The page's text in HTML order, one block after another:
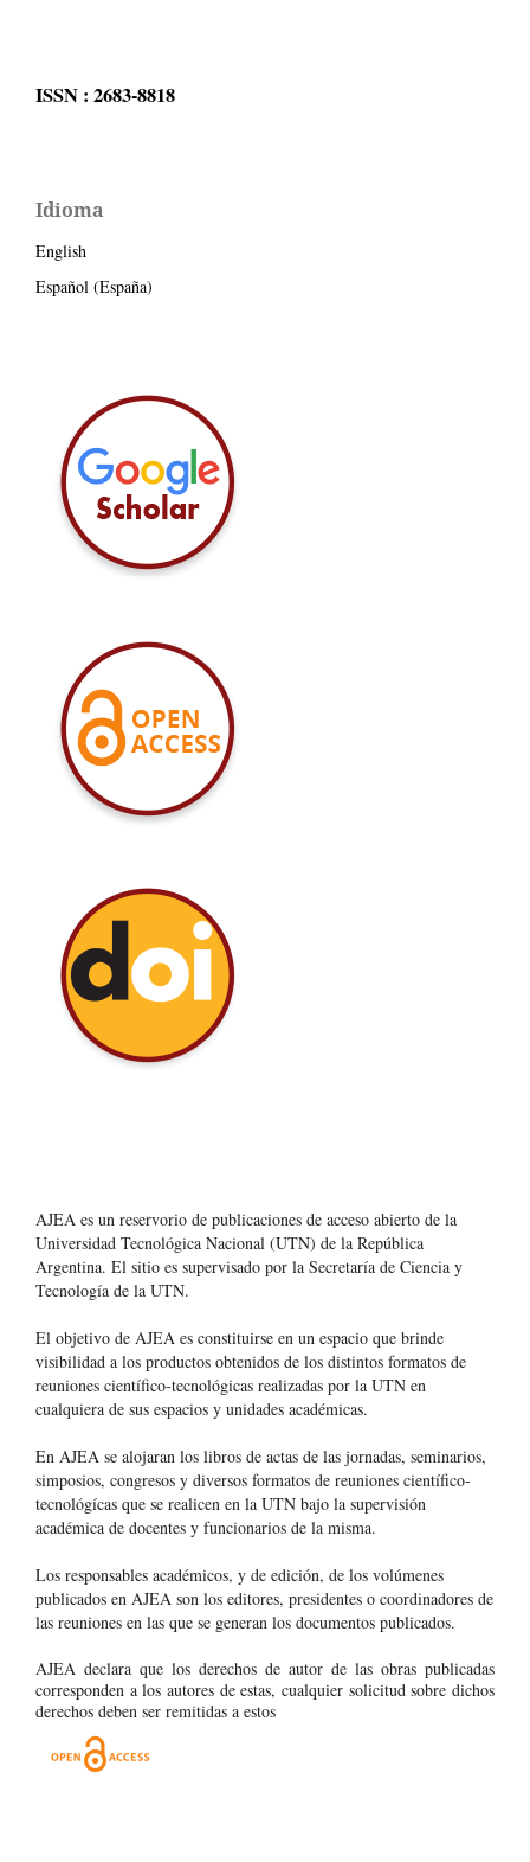
ISSN : 2683-8818
Idioma
English
Español (España)
AJEA es un reservorio de publicaciones de acceso abierto de la
Universidad Tecnológica Nacional (UTN) de la República
Argentina. El sitio es supervisado por la Secretaría de Ciencia y
Tecnología de la UTN.
El objetivo de AJEA es constituirse en un espacio que brinde
visibilidad a los productos obtenidos de los distintos formatos de
reuniones científico-tecnológicas realizadas por la UTN en
cualquiera de sus espacios y unidades académicas.
En AJEA se alojaran los libros de actas de las jornadas, seminarios,
simposios, congresos y diversos formatos de reuniones científico-
tecnológícas que se realicen en la UTN bajo la supervisión
académica de docentes y funcionarios de la misma.
Los responsables académicos, y de edición, de los volúmenes
publicados en AJEA son los editores, presidentes o coordinadores de
las reuniones en las que se generan los documentos publicados.
AJEA declara que los derechos de autor de las obras publicadas
corresponden a los autores de estas, cualquier solicitud sobre dichos
derechos deben ser remitidas a estos